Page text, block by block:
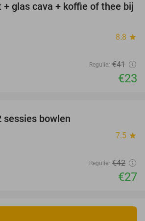
glas cava + koffie of thee bij
8.8 star
Regulier €41
€23
sessies bowlen
7.5 star
Regulier €42
€27